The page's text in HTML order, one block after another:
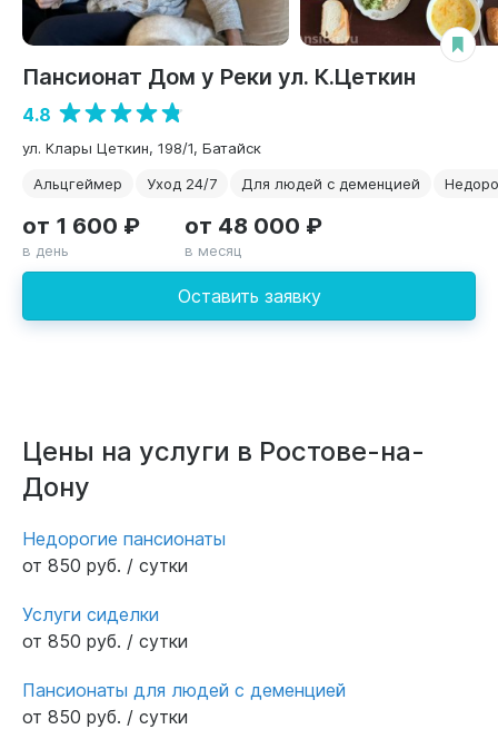
Пансионат Дом у Реки ул. К.Цеткин
4.8
ул. Клары Цеткин, 198/1, Батайск
Альцгеймер
Уход 24/7 Для людей с деменцией
Оставить заявку
от 1 600 ₽
в день
от 48 000 ₽
в месяц
Цены на услуги в Ростове-на-
Дону
Недорогие пансионаты
от 850 руб. / сутки
Услуги сиделки
от 850 руб. / сутки
Пансионаты для людей с деменцией
от 850 руб. / сутки